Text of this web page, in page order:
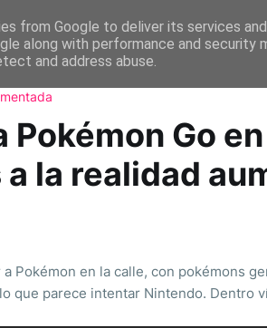
Home
Pokémon Go
la realidad
Pokémon en la calle, con pokémons
que parece intentar Nintendo. Dentro
from Google to deliver its services
along with performance and
and address abuse.